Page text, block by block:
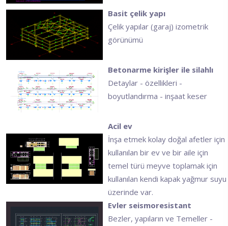
Basit çelik yapı
Çelik yapılar (garaj) izometrik
görünümü
Betonarme kirişler ile silahlı
Detaylar - özellikleri -
boyutlandırma - inşaat keser
Acil ev
İnşa etmek kolay doğal afetler için
kullanılan bir ev ve bir aile için
temel türü meyve toplamak için
kullanılan kendi kapak yağmur suyu
üzerinde var.
Evler seismoresistant
Bezler, yapıların ve Temeller -